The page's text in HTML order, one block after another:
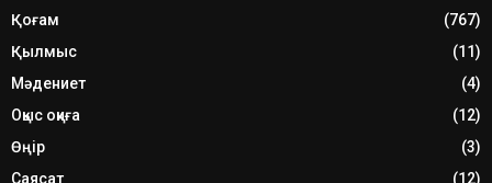
Қоғам
(767)
Қылмыс
(11)
Мәдениет
(4)
Оқыс оқиға
(12)
Өңір
(3)
Саясат
(12)